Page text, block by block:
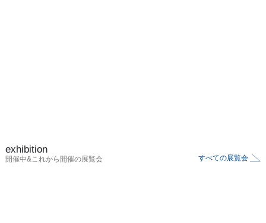
exhibition
開催中&これから開催の展覧会 すべての展覧会